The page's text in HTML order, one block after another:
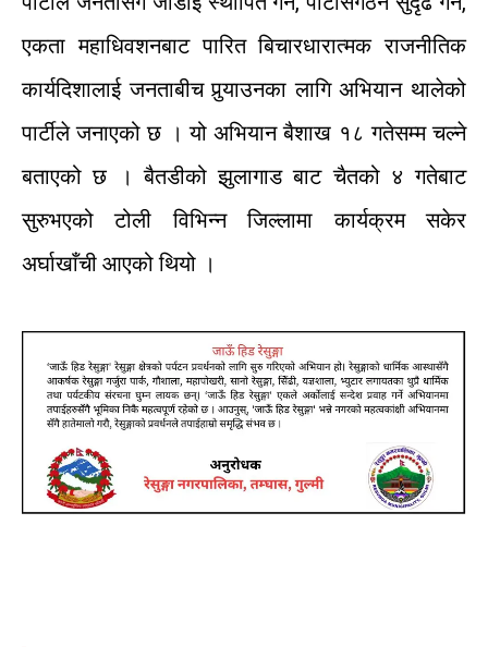
एकता महाधिवशनबाट पारितबिचारधारात्मकराजनीतिक
कार्यदिशालाई जनताबीच पुर्‍याउनका लागि अभियान थालेको
पार्टीले जनाएको छ । यो अभियान बैशाख १८ गतेसम्म चल्ने
बताएको छ । बैतडीको झुलागाड बाट चैतको ४ गतेबाट
सुरुभएको टोली विभिन्न जिल्लामा कार्यक्रम
सकेर
अर्घाखाँची आएको थियो ।